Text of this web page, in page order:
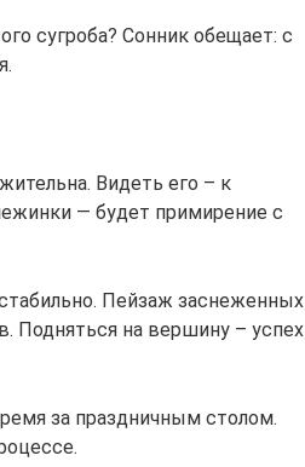
сугроба? Сонник обещает: с
Видеть его – к
— будет примирение с
Пейзаж заснеженных
Подняться на вершину – успех
за праздничным столом.